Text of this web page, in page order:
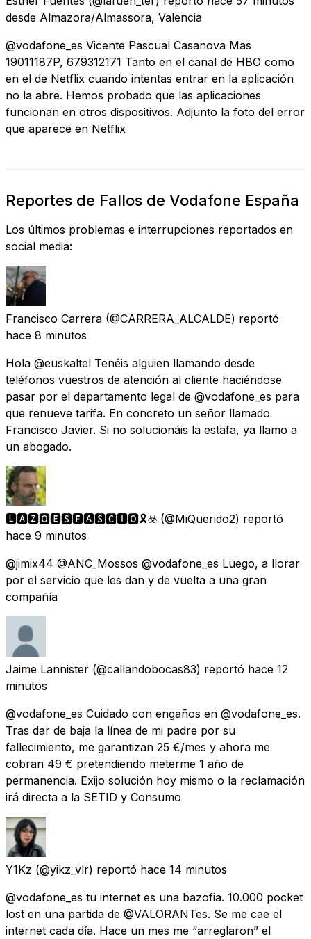
desde Almazora/Almassora, Valencia
@vodafone_es Vicente Pascual Casanova Mas
19011187P, 679312171 Tanto en el canal de HBO como
en el de Netflix cuando intentas entrar en la aplicación
no la abre. Hemos probado que las aplicaciones
funcionan en otros dispositivos. Adjunto la foto del error
que aparece en Netflix
Reportes de Fallos de Vodafone España
Los últimos problemas e interrupciones reportados en
social media:
Francisco Carrera (@CARRERA_ALCALDE) reportó
hace 8 minutos
Hola @euskaltel Tenéis alguien llamando desde
teléfonos vuestros de atención al cliente haciéndose
pasar por el departamento legal de @vodafone_es para
que renueve tarifa. En concreto un señor llamado
Francisco Javier. Si no solucionáis la estafa, ya llamo a
un abogado.
🅻🅰🆉🅾🅴🆂🅵🅰🆂🅲🅸🅾🎗️☣️ (@MiQuerido2) reportó
hace 9 minutos
@jimix44 @ANC_Mossos @vodafone_es Luego, a llorar
por el servicio que les dan y de vuelta a una gran
compañía
Jaime Lannister (@callandobocas83) reportó hace 12
minutos
@vodafone_es Cuidado con engaños en @vodafone_es.
Tras dar de baja la línea de mi padre por su
fallecimiento, me garantizan 25 €/mes y ahora me
cobran 49 € pretendiendo meterme 1 año de
permanencia. Exijo solución hoy mismo o la reclamación
irá directa a la SETID y Consumo
Y1Kz (@yikz_vlr) reportó hace 14 minutos
@vodafone_es tu internet es una bazofia. 10.000 pocket
lost en una partida de @VALORANTes. Se me cae el
internet cada día. Hace un mes me “arreglaron” el